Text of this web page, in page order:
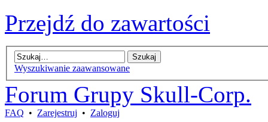
Przejdź do zawartości
Wyszukiwanie zaawansowane
Forum Grupy Skull-Corp.
FAQ • Zarejestruj • Zaloguj